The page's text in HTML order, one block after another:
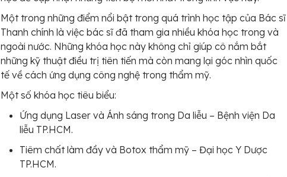
Một trong những điểm nổi bật trong quá trình học tập của Bác sĩ
Thanh chính là việc bác sĩ đã tham gia nhiều khóa học trong và
ngoài nước. Những khóa học này không chỉ giúp cô nắm bắt
những kỹ thuật điều trị tiên tiến mà còn mang lại góc nhìn quốc
tế về cách ứng dụng công nghệ trong thẩm mỹ.
Một số khóa học tiêu biểu:
Ứng dụng Laser và Ánh sáng trong Da liễu – Bệnh viện Da
liễu TP.HCM.
Tiêm chất làm đầy và Botox thẩm mỹ – Đại học Y Dược
TP.HCM.